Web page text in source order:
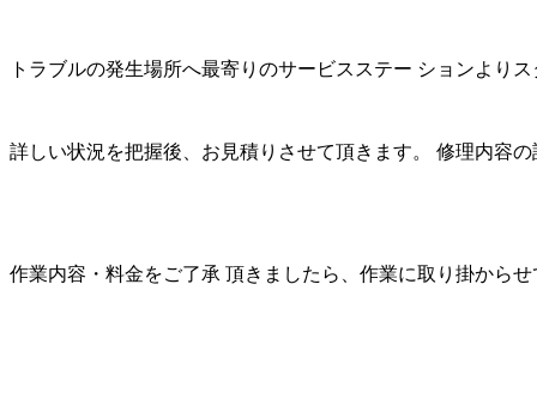
トラブルの発生場所へ最寄りのサービスステー ションより
詳しい状況を把握後、お見積りさせて頂きます。 修理内容
作業内容・料金をご了承 頂きましたら、作業に取り掛から